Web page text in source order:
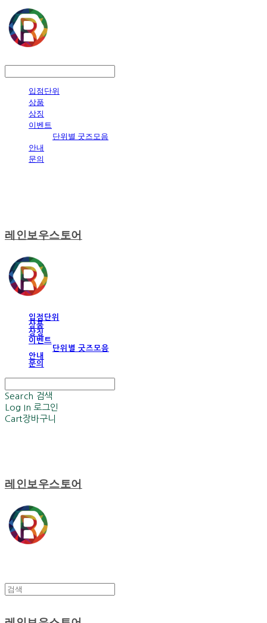
입점단위
상품
상징
이벤트
단위별 굿즈모음
안내
문의
레인보우스토어
입점단위
상품
상징
이벤트
단위별 굿즈모음
안내
문의
Search 검색
Log In 로그인
Cart장바구니
레인보우스토어